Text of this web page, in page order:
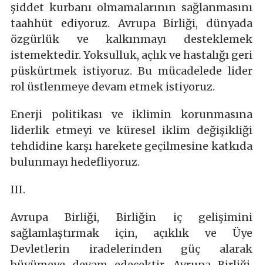
şiddet kurbanı olmamalarının sağlanmasını
taahhüt ediyoruz. Avrupa Birliği, dünyada
özgürlük ve kalkınmayı desteklemek
istemektedir. Yoksulluk, açlık ve hastalığı geri
püskürtmek istiyoruz. Bu mücadelede lider
rol üstlenmeye devam etmek istiyoruz.
Enerji politikası ve iklimin korunmasına
liderlik etmeyi ve küresel iklim değişikliği
tehdidine karşı harekete geçilmesine katkıda
bulunmayı hedefliyoruz.
III.
Avrupa Birliği, Birliğin iç gelişimini
sağlamlaştırmak için, açıklık ve Üye
Devletlerin iradelerinden güç alarak